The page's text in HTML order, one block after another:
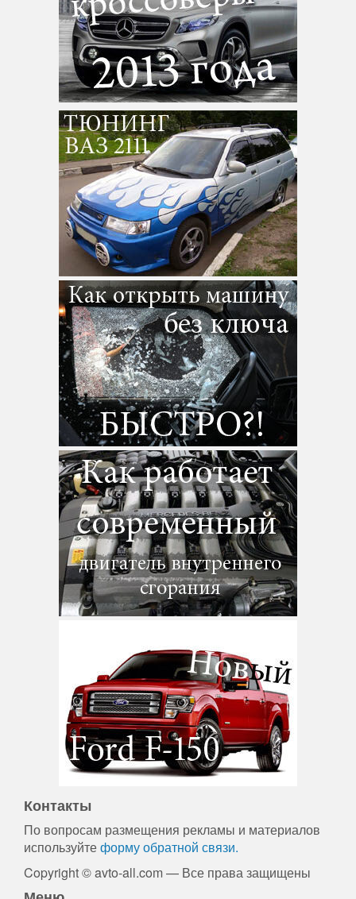
Контакты
По вопросам размещения рекламы и материалов
используйтеформу обратной связи.
Copyright © avto-all.com — Все права защищены